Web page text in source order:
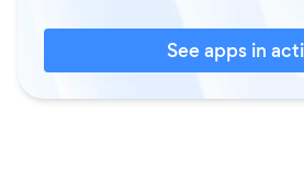
See apps in